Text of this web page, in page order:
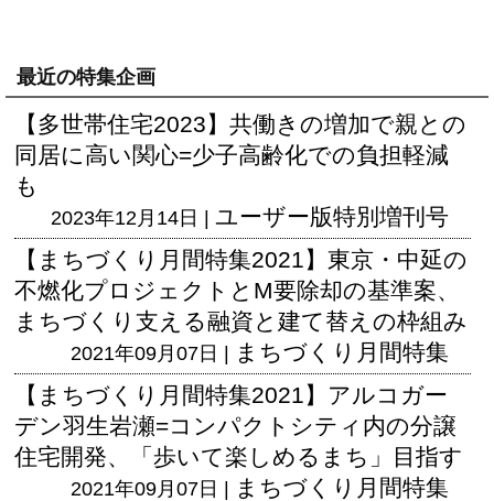
最近の特集企画
【多世帯住宅2023】共働きの増加で親との
同居に高い関心=少子高齢化での負担軽減
も
2023年12月14日 | ユーザー版特別増刊号
【まちづくり月間特集2021】東京・中延の
不燃化プロジェクトとM要除却の基準案、
まちづくり支える融資と建て替えの枠組み
2021年09月07日 | まちづくり月間特集
【まちづくり月間特集2021】アルコガー
デン羽生岩瀬=コンパクトシティ内の分譲
住宅開発、「歩いて楽しめるまち」目指す
2021年09月07日 | まちづくり月間特集